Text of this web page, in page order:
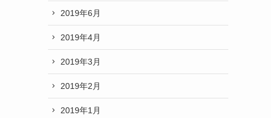
2019年6月
2019年4月
2019年3月
2019年2月
2019年1月